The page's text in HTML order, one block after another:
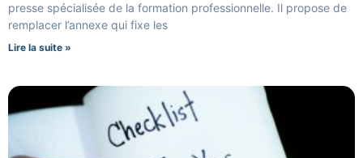
presse spécialisée de la formation professionnelle. Il propose de
remplacer l’annexe qui fixe les
Lire la suite »